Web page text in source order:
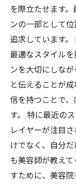
を際立たせます
ンの一部として
追求しています
最適なスタイル
ンを大切にしな
と伝えることが
信を持つことで
す。 特に最近の
レイヤーが注目
けでなく、自分
も美容師が教え
すために、美容